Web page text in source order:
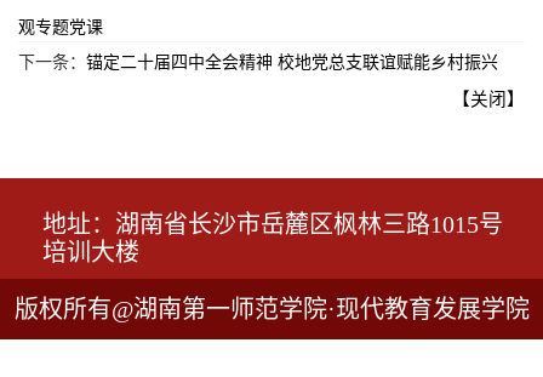
观专题党课
下一条： 锚定二十届四中全会精神 校地党总支联谊赋能乡村振兴
【关闭】
地址：湖南省长沙市岳麓区枫林三路1015号
培训大楼
版权所有@湖南第一师范学院·现代教育发展学院